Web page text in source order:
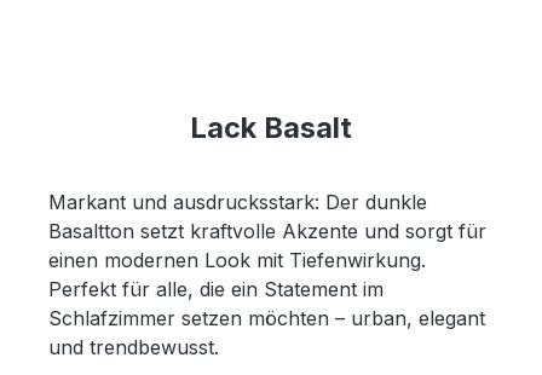
Lack Basalt
Markant und ausdrucksstark: Der dunkle
Basaltton setzt kraftvolle Akzente und sorgt für
einen modernen Look mit Tiefenwirkung.
Perfekt für alle, die ein Statement im
Schlafzimmer setzen möchten – urban, elegant
und trendbewusst.